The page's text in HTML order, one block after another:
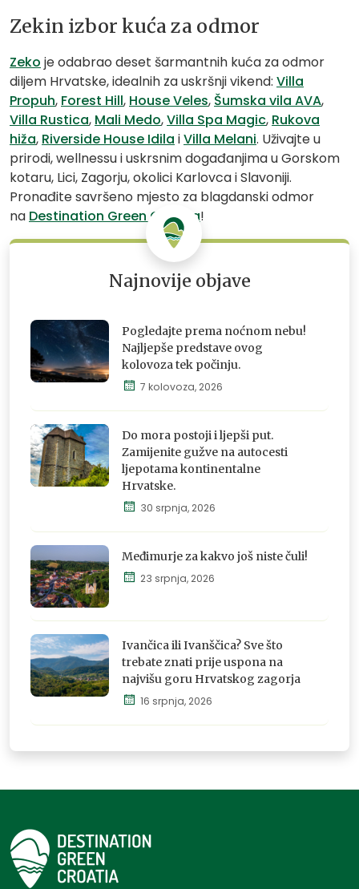
Zekin izbor kuća za odmor
Zeko je odabrao deset šarmantnih kuća za odmor
diljem Hrvatske, idealnih za uskršnji vikend: Villa
Propuh, Forest Hill, House Veles, Šumska vila AVA,
Villa Rustica, Mali Medo,Villa Spa Magic, Rukova
hiža, Riverside House Idila iVilla Melani. Uživajte u
prirodi, wellnessu i uskrsnim događanjima u Gorskom
kotaru, Lici, Zagorju, okolici Karlovca i Slavoniji.
Pronađite savršeno mjesto za blagdanski odmor
na Destination Green Croatia!
Najnovije objave
osjeti i
doživi
Pogledajte prema noćnom nebu!
Najljepše predstave ovog
kolovoza tek počinju.
7 kolovoza, 2026
doživi
Do mora postoji i ljepši put.
Zamijenite gužve na autocesti
ljepotama kontinentalne
Hrvatske.
30 srpnja, 2026
Istraži,
osjeti i
doživi
Međimurje za kakvo još niste čuli!
23 srpnja, 2026
osjeti i
doživi
Ivančica ili Ivanščica? Sve što
trebate znati prije uspona na
najvišu goru Hrvatskog zagorja
16 srpnja, 2026